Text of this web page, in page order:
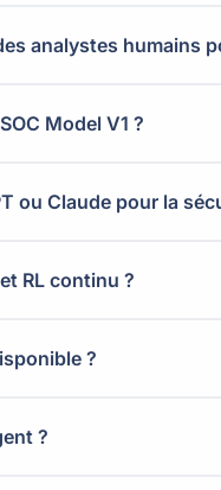
analystes humains
Model V1 ?
ou Claude pour la
RL continu ?
?
?